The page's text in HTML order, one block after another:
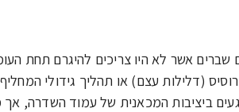
שברים אשר לא היו צריכים להיגרם תחת
(דלילות עצם) או תהליך גידולי
ביציבות המכאנית של עמוד השדרה,